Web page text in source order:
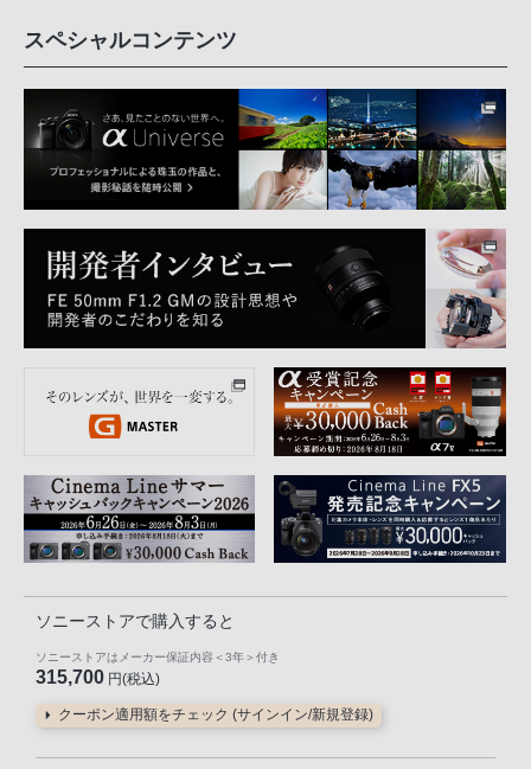
スペシャルコンテンツ
ソニーストアで購入すると
ソニーストアはメーカー保証内容 ＜3年＞ 付き
315,700 円(税込)
クーポン適用額をチェック (サインイン/新規登録)